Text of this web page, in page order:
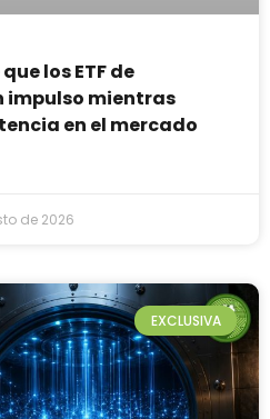
los ETF de
impulso mientras
en el mercado
de 2026
EXCLUSIVA